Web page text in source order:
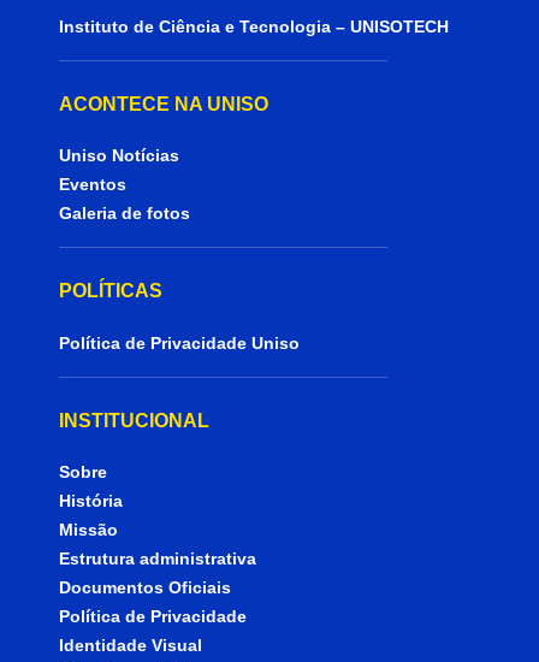
Instituto de Ciência e Tecnologia – UNISOTECH
ACONTECE NA UNISO
Uniso Notícias
Eventos
Galeria de fotos
POLÍTICAS
Política de Privacidade Uniso
INSTITUCIONAL
Sobre
História
Missão
Estrutura administrativa
Documentos Oficiais
Política de Privacidade
Identidade Visual